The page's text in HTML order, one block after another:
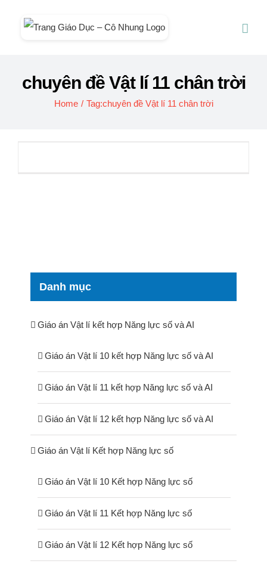
chuyên đề Vật lí 11 chân trời
Home / Tag:chuyên đề Vật lí 11 chân trời
Danh mục
Giáo án Vật lí kết hợp Năng lực số và AI
Giáo án Vật lí 10 kết hợp Năng lực số và AI
Giáo án Vật lí 11 kết hợp Năng lực số và AI
Giáo án Vật lí 12 kết hợp Năng lực số và AI
Giáo án Vật lí Kết hợp Năng lực số
Giáo án Vật lí 10 Kết hợp Năng lực số
Giáo án Vật lí 11 Kết hợp Năng lực số
Giáo án Vật lí 12 Kết hợp Năng lực số